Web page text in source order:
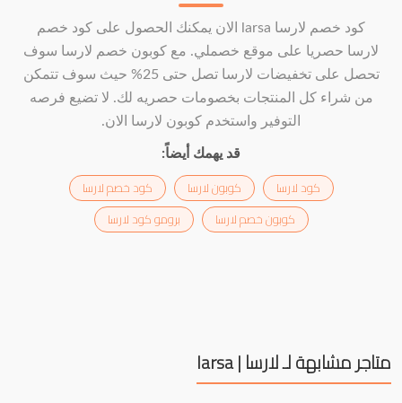
كود خصم لارسا larsa الان يمكنك الحصول على كود خصم
لارسا حصريا على موقع خصملي. مع كوبون خصم لارسا سوف
تحصل على تخفيضات لارسا تصل حتى 25% حيث سوف تتمكن
من شراء كل المنتجات بخصومات حصريه لك. لا تضيع فرصه
التوفير واستخدم كوبون لارسا الان.
قد يهمك أيضاً:
كود لارسا كوبون لارسا
كود خصم لارسا
كوبون خصم لارسا
برومو كود لارسا
متاجر مشابهة لـ لارسا | larsa